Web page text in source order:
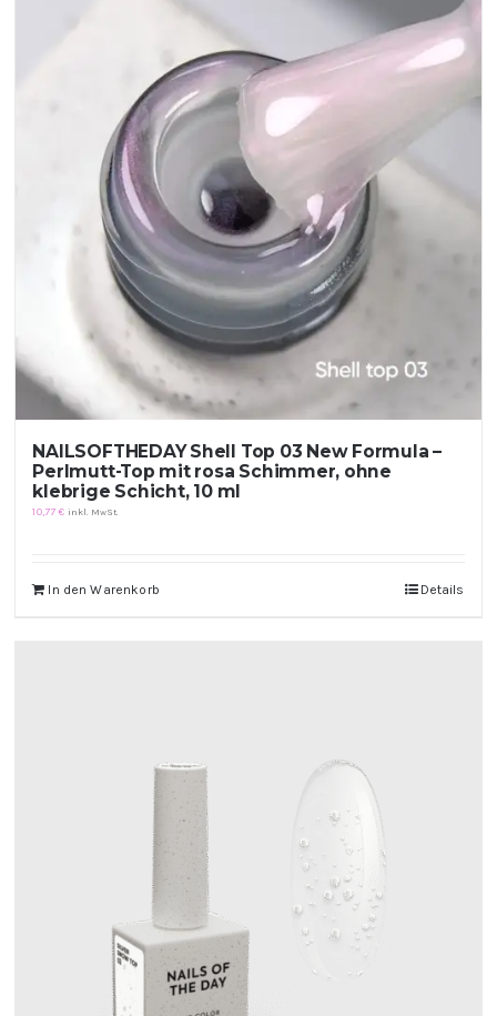
NAILSOFTHEDAY Shell Top 03 New Formula –
Perlmutt-Top mit rosa Schimmer, ohne
klebrige Schicht, 10 ml
10,77€ inkl. MwSt.
In den Warenkorb Details